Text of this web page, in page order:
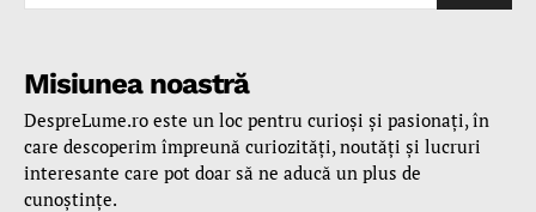
Misiunea noastră
DespreLume.ro este un loc pentru curioşi şi pasionaţi, în
care descoperim împreună curiozităţi, noutăţi şi lucruri
interesante care pot doar să ne aducă un plus de
cunoştinţe.